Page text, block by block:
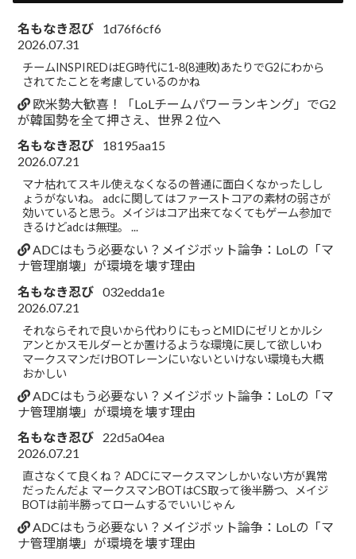
名もなき忍び
1d76f6cf6
2026.07.31
チームINSPIREDはEG時代に1-8(8連敗)あたりでG2にわから
されてたことを考慮しているのかね
欧米勢大歓喜！「LoLチームパワーランキング」でG2
が韓国勢を全て押さえ、世界２位へ
名もなき忍び
18195aa15
2026.07.21
マナ枯れてスキル使えなくなるの普通に面白くなかったしし
ょうがないね。 adcに関してはファーストコアの素材の弱さが
効いていると思う。メイジはコア出来てなくてもゲーム参加で
きるけどadcは無理。 ...
ADCはもう必要ない？メイジボット論争：LoLの「マ
ナ管理崩壊」が環境を壊す理由
名もなき忍び 032edda1e
2026.07.21
それならそれで良いから代わりにもっとMIDにゼリとかルシ
アンとかスモルダーとか置けるような環境に戻して欲しいわ
マークスマンだけBOTレーンにいないといけない環境も大概
おかしい
ADCはもう必要ない？メイジボット論争：LoLの「マ
ナ管理崩壊」が環境を壊す理由
名もなき忍び
22d5a04ea
2026.07.21
直さなくて良くね？ ADCにマークスマンしかいない方が異常
だったんだよ マークスマンBOTはCS取って後半勝つ、メイジ
BOTは前半勝ってロームするでいいじゃん
ADCはもう必要ない？メイジボット論争：LoLの「マ
ナ管理崩壊」が環境を壊す理由